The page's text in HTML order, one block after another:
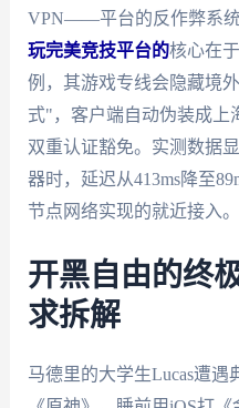
VPN——平台的反作弊系统
玩完美竞技平台的核心在
例，其游戏专线会隐藏境
式"，客户端自动伪装成上
双重认证豁免。实测数据
器时，延迟从413ms降至
节点网络实现的就近接入。
开黑自由的终
求拆解
马德里的大学生Lucas遭遇